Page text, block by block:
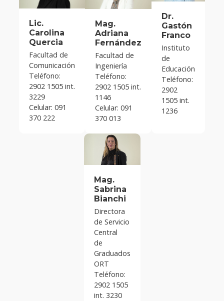
Lic.
Carolina
Quercia
Facultad de
Comunicación
Teléfono:
2902 1505 int.
3229
Celular: 091
370 222
Mag.
Adriana
Fernández
Facultad de
Ingeniería
Teléfono:
2902 1505 int.
1146
Celular: 091
370 013
Dr.
Gastón
Franco
Instituto
de
Educación
Teléfono:
2902
1505 int.
1236
Mag.
Sabrina
Bianchi
Directora
de Servicio
Central
de
Graduados
ORT
Teléfono:
2902 1505
int. 3230